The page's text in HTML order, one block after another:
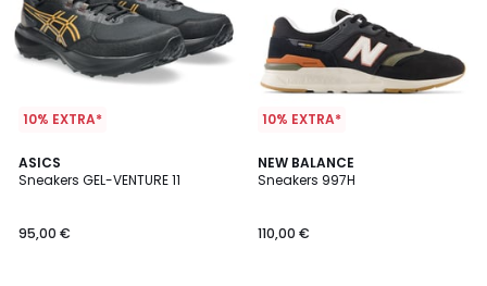
10% EXTRA*
ASICS
Sneakers GEL-VENTURE 11
95,00 €
4,6
/ 5
10% EXTRA*
NEW BALANCE
Sneakers 997H
110,00 €
4
/